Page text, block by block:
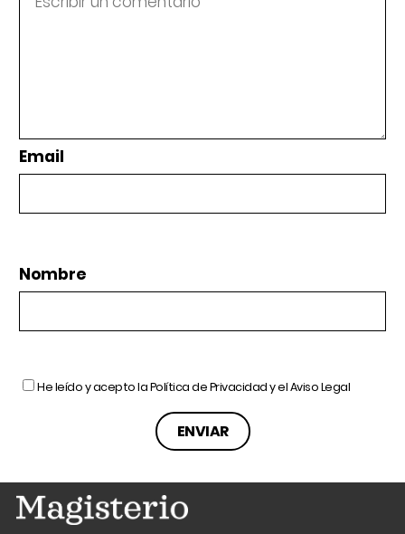
Email
Nombre
He leído y acepto laPolítica de Privacidady elAviso Legal